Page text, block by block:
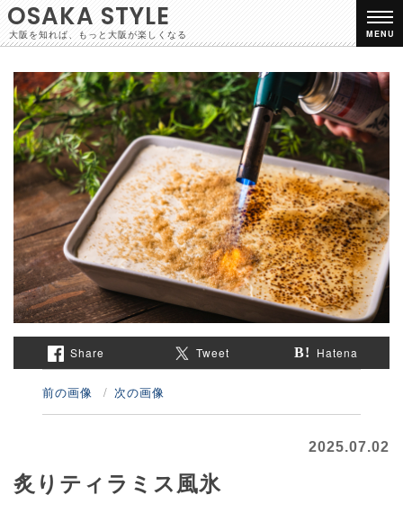
OSAKA STYLE
大阪を知れば、もっと大阪が楽しくなる MENU
Share Tweet Hatena
前の画像 次の画像
2025.07.02
炙りティラミス風氷